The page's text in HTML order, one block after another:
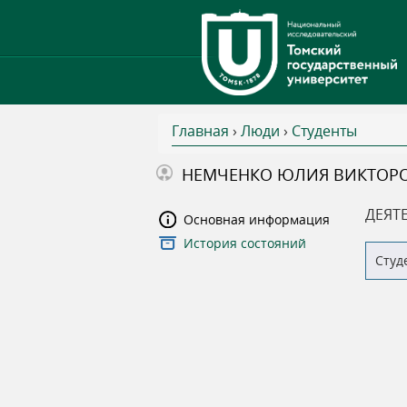
В
ы
з
Главная › Люди › Студенты
НЕМЧЕНКО ЮЛИЯ
Основная информация
История состояний